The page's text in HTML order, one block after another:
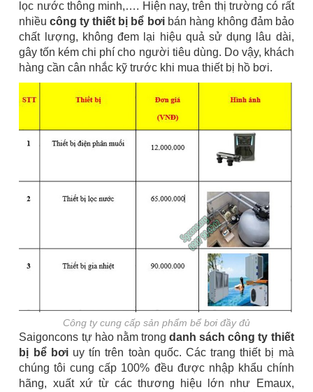
lọc nước thông minh,…. Hiện nay, trên thị trường có rất
nhiều công ty thiết bị bể bơibán hàng không đảm bảo
chất lượng, không đem lại hiệu quả sử dụng lâu dài,
gây tốn kém chi phí cho người tiêu dùng. Do vậy, khách
hàng cần cân nhắc kỹ trước khi mua thiết bị hồ bơi.
Công ty cung cấp sản phẩm bể bơi đầy đủ
Saigoncons tự hào nằm trongdanh sách công ty thiết
bị bể bơiuy tín trên toàn quốc. Các trang thiết bị mà
chúng tôi cung cấp 100% đều được nhập khẩu chính
hãng, xuất xứ từ các thương hiệu lớn như Emaux,